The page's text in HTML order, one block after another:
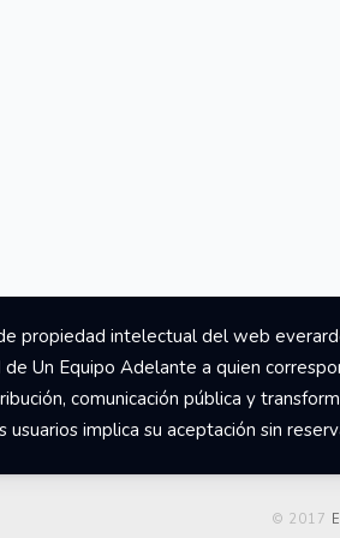
propiedad intelectual del web
Un Equipo Adelante a quien
comunicación pública y
implica su aceptación sin
© 2017